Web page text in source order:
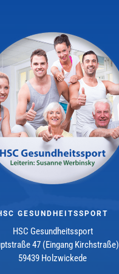
GESUNDHEITSSPORT
HSC Gesundheitssport
47 (Eingang Kirchstraße)
59439 Holzwickede